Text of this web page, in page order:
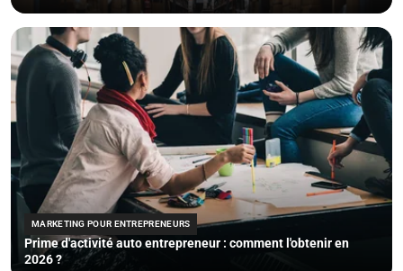
MARKETING POUR ENTREPRENEURS
Prime d'activité auto entrepreneur : comment l'obtenir en
2026 ?